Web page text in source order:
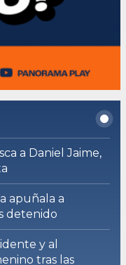
a Daniel Jaime,
apuñala a
detenido
y al
tras las